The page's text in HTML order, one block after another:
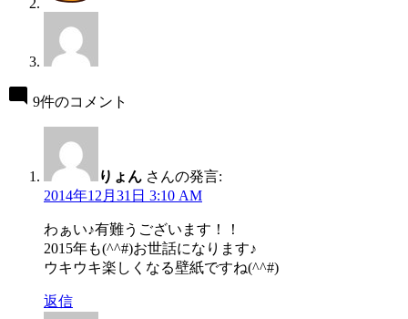
9件のコメント
りょん さんの発言:
2014年12月31日 3:10 AM
わぁい♪有難うございます！！
2015年も(^^#)お世話になります♪
ウキウキ楽しくなる壁紙ですね(^^#)
返信